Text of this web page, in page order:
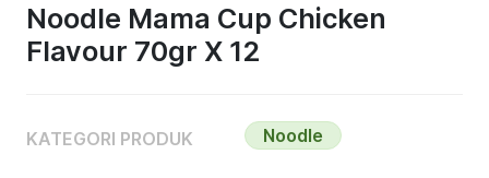
Noodle Mama Cup Chicken
Flavour 70gr X 12
KATEGORI PRODUK Noodle